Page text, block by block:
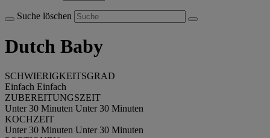
Suche löschen
Dutch Baby
SCHWIERIGKEITSGRAD
Einfach Einfach
ZUBEREITUNGSZEIT
Unter 30 Minuten Unter 30 Minuten
KOCHZEIT
Unter 30 Minuten Unter 30 Minuten